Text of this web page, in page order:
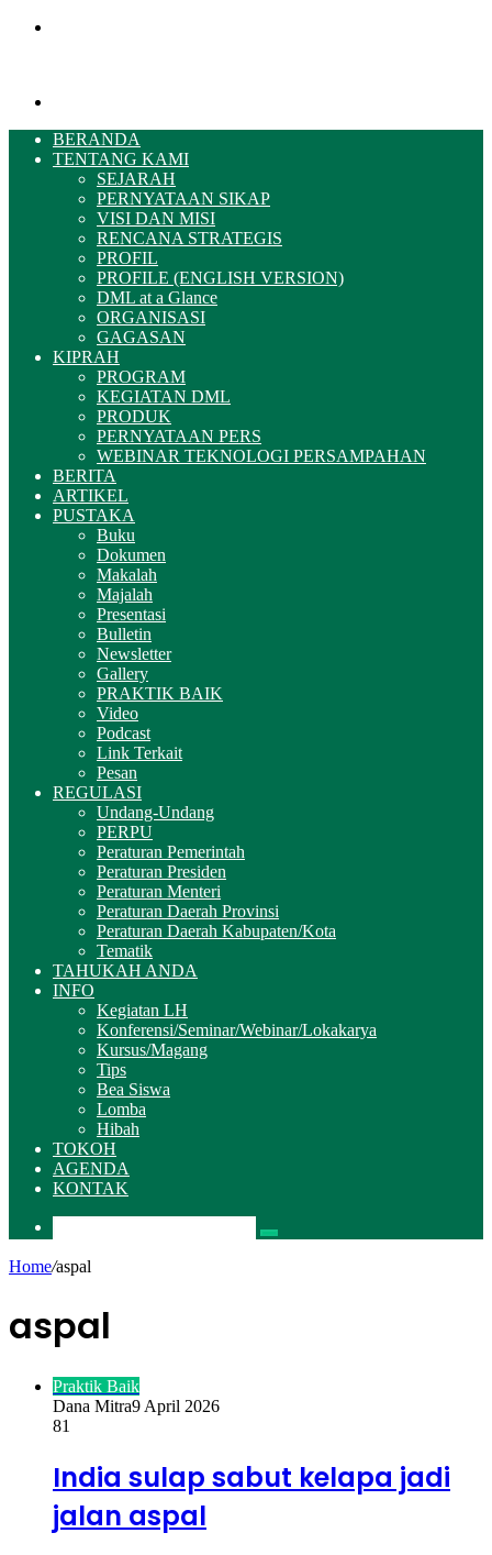
BERANDA
TENTANG KAMI
SEJARAH
PERNYATAAN SIKAP
VISI DAN MISI
RENCANA STRATEGIS
PROFIL
PROFILE (ENGLISH VERSION)
DML at a Glance
ORGANISASI
GAGASAN
KIPRAH
PROGRAM
KEGIATAN DML
PRODUK
PERNYATAAN PERS
WEBINAR TEKNOLOGI PERSAMPAHAN
BERITA
ARTIKEL
PUSTAKA
Buku
Dokumen
Makalah
Majalah
Presentasi
Bulletin
Newsletter
Gallery
PRAKTIK BAIK
Video
Podcast
Link Terkait
Pesan
REGULASI
Undang-Undang
PERPU
Peraturan Pemerintah
Peraturan Presiden
Peraturan Menteri
Peraturan Daerah Provinsi
Peraturan Daerah Kabupaten/Kota
Tematik
TAHUKAH ANDA
INFO
Kegiatan LH
Konferensi/Seminar/Webinar/Lokakarya
Kursus/Magang
Tips
Bea Siswa
Lomba
Hibah
TOKOH
AGENDA
KONTAK
Pencarian
Home/aspal
aspal
Praktik Baik
Dana Mitra9 April 2026
81
India sulap sabut kelapa jadi
jalan aspal